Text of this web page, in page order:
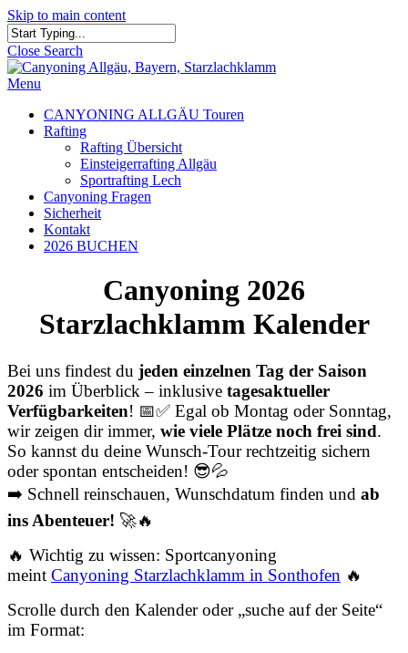
Skip to main content
Close Search
Menu
CANYONING ALLGÄU Touren
Rafting
Rafting Übersicht
Einsteigerrafting Allgäu
Sportrafting Lech
Canyoning Fragen
Sicherheit
Kontakt
2026 BUCHEN
Canyoning 2026
Starzlachklamm Kalender
Bei uns findest du jeden einzelnen Tag der Saison
2026 im Überblick – inklusive tagesaktueller
Verfügbarkeiten! 📅✅ Egal ob Montag oder Sonntag,
wir zeigen dir immer, wie viele Plätze noch frei sind.
So kannst du deine Wunsch-Tour rechtzeitig sichern
oder spontan entscheiden! 😎💦
➡️ Schnell reinschauen, Wunschdatum finden und ab
ins Abenteuer! 🚀🔥
🔥 Wichtig zu wissen: Sportcanyoning
meint Canyoning Starzlachklamm in Sonthofen 🔥
Scrolle durch den Kalender oder „suche auf der Seite“
im Format: